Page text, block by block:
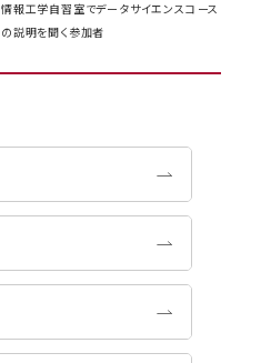
情報工学自習室でデータサイエンスコース
の説明を聞く参加者